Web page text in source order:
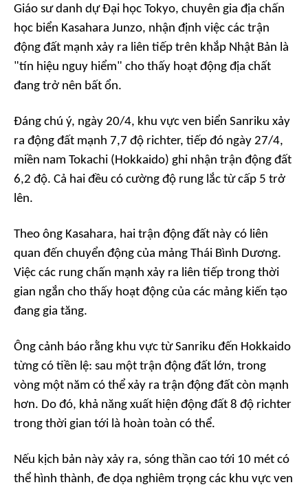
Giáo sư danh dự Đại học Tokyo, chuyên gia địa chấn
học biển Kasahara Junzo, nhận định việc các trận
động đất mạnh xảy ra liên tiếp trên khắp Nhật Bản là
"tín hiệu nguy hiểm" cho thấy hoạt động địa chất
đang trở nên bất ổn.
Đáng chú ý, ngày 20/4, khu vực ven biển Sanriku xảy
ra động đất mạnh 7,7 độ richter, tiếp đó ngày 27/4,
miền nam Tokachi (Hokkaido) ghi nhận trận động đất
6,2 độ. Cả hai đều có cường độ rung lắc từ cấp 5 trở
lên.
Theo ông Kasahara, hai trận động đất này có liên
quan đến chuyển động của mảng Thái Bình Dương.
Việc các rung chấn mạnh xảy ra liên tiếp trong thời
gian ngắn cho thấy hoạt động của các mảng kiến tạo
đang gia tăng.
Ông cảnh báo rằng khu vực từ Sanriku đến Hokkaido
từng có tiền lệ: sau một trận động đất lớn, trong
vòng một năm có thể xảy ra trận động đất còn mạnh
hơn. Do đó, khả năng xuất hiện động đất 8 độ richter
trong thời gian tới là hoàn toàn có thể.
Nếu kịch bản này xảy ra, sóng thần cao tới 10 mét có
thể hình thành, đe dọa nghiêm trọng các khu vực ven